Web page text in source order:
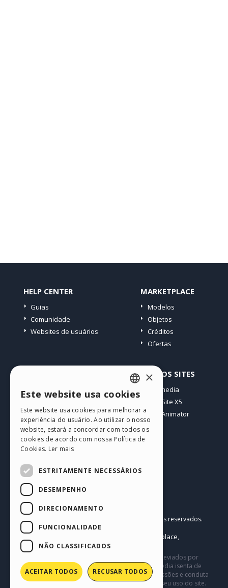
HELP CENTER
Guias
Comunidade
Websites de usuários
MARKETPLACE
Modelos
Objetos
Créditos
Ofertas
Meus posts
Download
Hospedagem Web
Meus Créditos
OUTROS SITES
Incomedia
WebSite X5
WebAnimator
Português BR
Copyright © 2026
Todos os direitos reservados.
P.IVA IT07514640015
Help Center / Marketplace,
Templates,Objects|Política de Privacidade
Este site contém conteúdo comentários e opiniões eviados por
usuários, e é apenas para fins informativos. Incomedia isenta de
toda e qualquer responsabilidade pelos atos, omissões e conduta
de terceiros em conexão com ou relacionadas ao seu uso do site.
ENGLISH
ITALIAN
GERMAN
PORTUGUESE
×
Este website usa cookies
Este website usa cookies para melhorar a
experiência do usuário. Ao utilizar o nosso
website, estará a concordar com todos os
cookies de acordo com nossa Política de
Cookies. Ler mais
ESTRITAMENTE NECESSÁRIOS
DESEMPENHO
DIRECIONAMENTO
FUNCIONALIDADE
NÃO CLASSIFICADOS
ACEITAR TODOS RECUSAR TODOS